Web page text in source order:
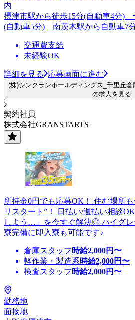
内
摂津市駅から徒歩15分(自動車4分)
(自動車5分) 南茨木駅から自動車7
交通費支給
未経験OK
詳細を見る 応募画面に進む
(株)シンクランホールディングス_千里丘
の求人を見る
契約社員
株式会社GRANSTARTS
所持金0円でも応募OK！ 住む場所
リスタート”！ 日払い/週払い相談
しよう…」を今すぐ解決◎ ハイグレ
寮完備に即入寮も可能です♪
倉庫スタッフ 時給2,000円〜
軽作業・製造系時給2,000円〜
検査スタッフ 時給2,000円〜
勤務地
面接地